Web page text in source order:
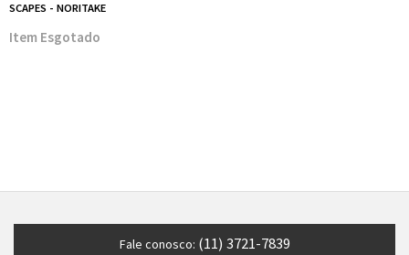
SCAPES - NORITAKE
Esgotado
Fale conosco: (11) 3721-7839